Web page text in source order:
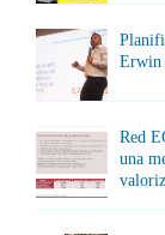
Erwin
Red
una